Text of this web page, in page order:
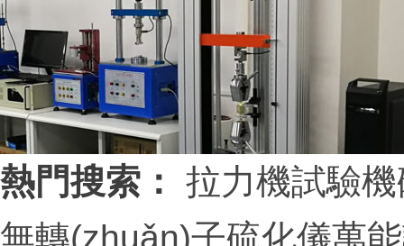
熱門搜索： 拉力機試驗機
無轉(zhuǎn)子硫化儀萬